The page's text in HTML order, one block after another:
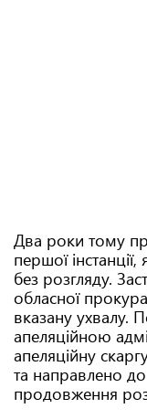
Два роки тому
першої
без розгляду.
обласної
вказану ухвалу.
апеляційною
апеляційну
та направлено до
продовження